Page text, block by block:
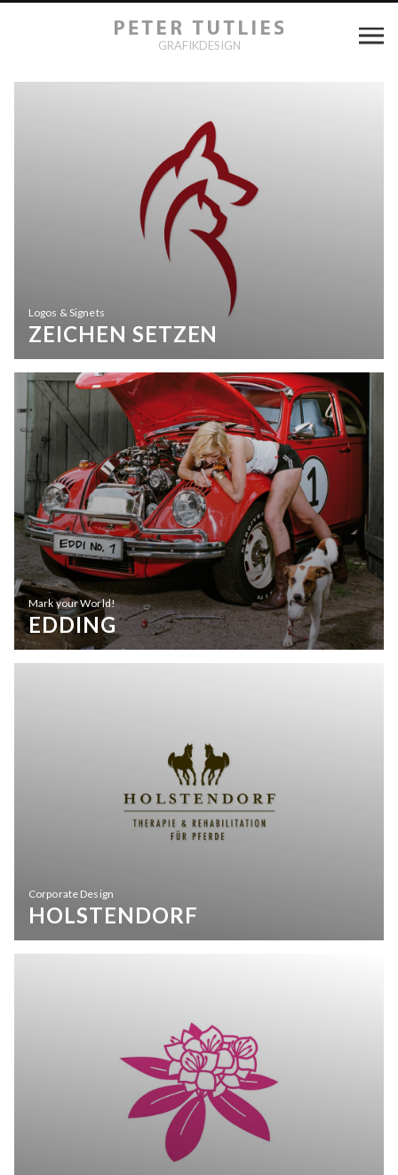
GRAFIKDESIGN
Logos & Signets
ZEICHEN SETZEN
Mark your World!
EDDING
Corporate Design
HOLSTENDORF